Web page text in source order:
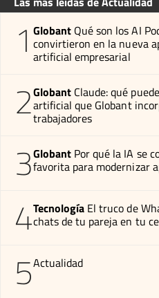
1 Globant Qué son los AI
convirtieron en la nueva
artificial empresarial
2Globant Claude: qué
artificial que Globant
trabajadores
3Globant Por qué la IA se
favorita para modernizar
4Tecnología El truco de
chats de tu pareja en tu
5Actualidad